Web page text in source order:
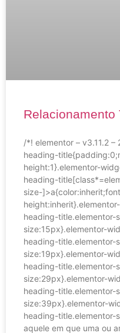
Relacionamento
/*! elementor – v3.11.2
heading-
height:1}.elementor-
heading-
size-
heading-title.elementor-
size:15px}.elementor-
heading-title.elementor-
size:19px}.elementor-
heading-title.elementor-
size:29px}.elementor-
heading-title.elementor-
size:39px}.elementor-
heading-
aquele em que uma ou